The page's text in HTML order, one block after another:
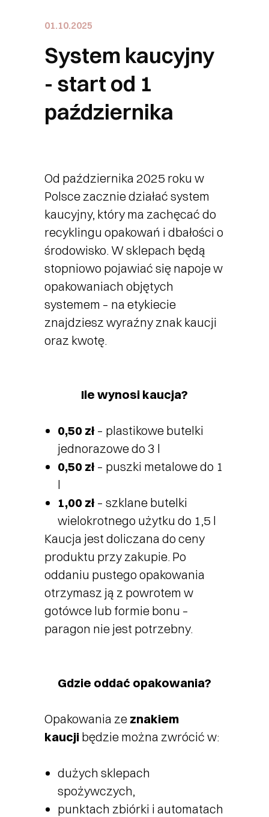
01.10.2025
System kaucyjny
- start od 1
października
Od października 2025 roku w
Polsce zacznie działać system
kaucyjny, który ma zachęcać do
recyklingu opakowań i dbałości o
środowisko. W sklepach będą
stopniowo pojawiać się napoje w
opakowaniach objętych
systemem – na etykiecie
znajdziesz wyraźny znak kaucji
oraz kwotę.
Ile wynosi kaucja?
0,50 zł – plastikowe butelki
jednorazowe do 3 l
0,50 zł – puszki metalowe do 1
l
1,00 zł – szklane butelki
wielokrotnego użytku do 1,5 l
Kaucja jest doliczana do ceny
produktu przy zakupie. Po
oddaniu pustego opakowania
otrzymasz ją z powrotem w
gotówce lub formie bonu –
paragon nie jest potrzebny.
Gdzie oddać opakowania?
Opakowania ze znakiem
kaucji będzie można zwrócić w:
dużych sklepach
spożywczych,
punktach zbiórki i automatach